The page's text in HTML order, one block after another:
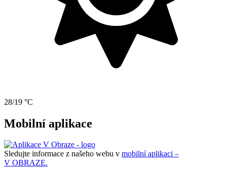
28/19 °C
Mobilní aplikace
Sledujte informace z našeho webu v mobilní aplikaci –
V OBRAZE.